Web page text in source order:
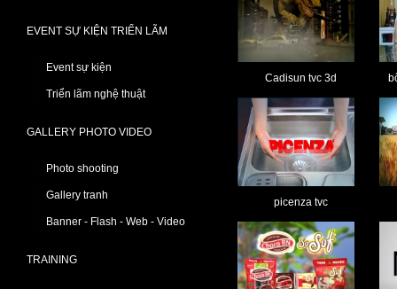
EVENT SỰ KIỆN TRIỂN LÃM
Event sự kiện
Triển lãm nghệ thuật
GALLERY PHOTO VIDEO
Photo shooting
Gallery tranh
Banner - Flash - Web - Video
TRAINING
Cadisun tvc 3d
picenza tvc